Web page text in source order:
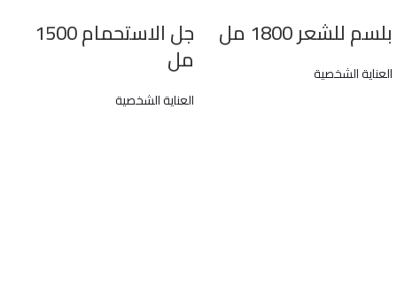
بلسم للشعر 1800 مل
العناية الشخصية
جل الاستحمام 1500
مل
العناية الشخصية